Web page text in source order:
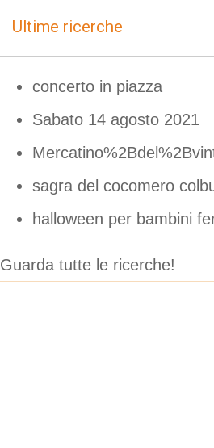
Ultime ricerche
concerto in piazza
Sabato 14 agosto 2021
sagra del cocomero
halloween per bambini
Guarda tutte le ricerche!